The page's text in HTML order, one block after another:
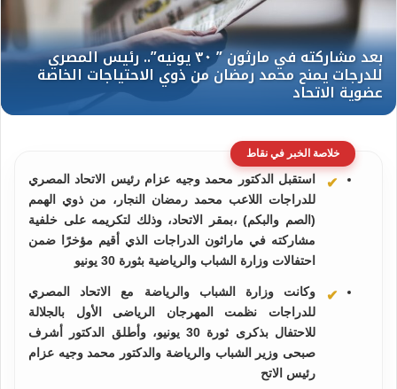
خلاصة الخبر في نقاط
استقبل الدكتور محمد وجيه عزام رئيس الاتحاد المصري
للدراجات اللاعب محمد رمضان النجار، من ذوي الهمم
(الصم والبكم) ،بمقر الاتحاد، وذلك لتكريمه على خلفية
مشاركته في ماراثون الدراجات الذي أقيم مؤخرًا ضمن
احتفالات وزارة الشباب والرياضية بثورة 30 يونيو
وكانت وزارة الشباب والرياضة مع الاتحاد المصري
للدراجات نظمت المهرجان الرياضى الأول بالجلالة
للاحتفال بذكرى ثورة 30 يونيو، وأطلق الدكتور أشرف
صبحى وزير الشباب والرياضة والدكتور محمد وجيه عزام
رئيس الاتح